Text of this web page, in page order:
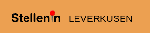
LEVERKUSEN